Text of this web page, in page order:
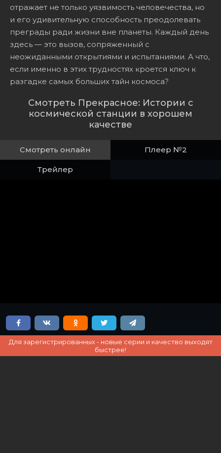
отражает не только уязвимость человечества, но
и его удивительную способность преодолевать
преграды ради жизни вне планеты. Каждый день
здесь — это вызов, сопряженный с
неожиданными открытиями и испытаниями. А что,
если именно в этих трудностях кроется ключ к
разгадке самых больших тайн космоса?
Смотреть Прекрасное: Истории с
космической станции в хорошем
качестве
Смотреть онлайн Плеер №2
Трейлер
Для зарегистрированных - новые серии и качество выходят
быстрее!